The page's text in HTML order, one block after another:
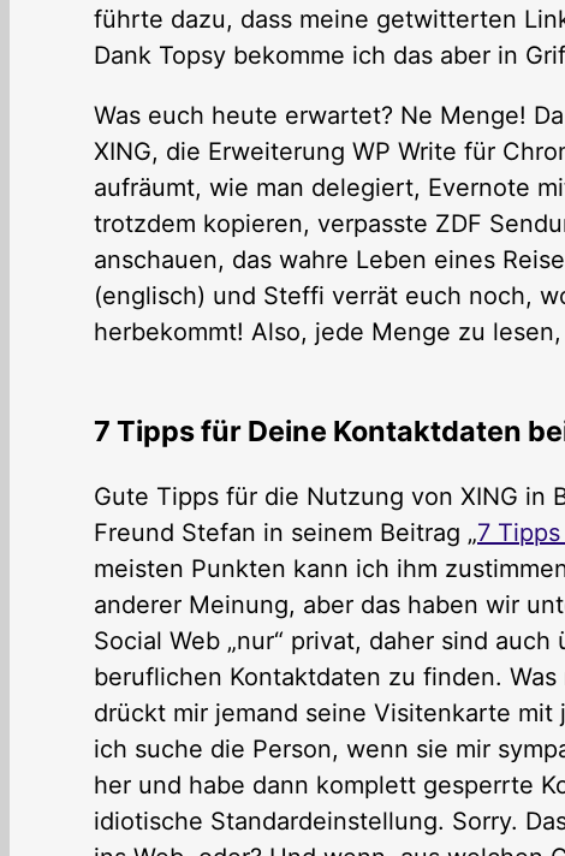
führte dazu, dass meine getwitterten
Dank Topsy bekomme ich das aber in
Was euch heute erwartet? Ne Menge!
XING, die Erweiterung WP Write für
aufräumt, wie man delegiert, Evernote
trotzdem kopieren, verpasste ZDF
anschauen, das wahre Leben eines
(englisch) und Steffi verrät euch noch,
herbekommt! Also, jede Menge zu
7 Tipps für Deine Kontaktdaten
Gute Tipps für die Nutzung von XING in
Freund Stefan in seinem Beitrag „7
meisten Punkten kann ich ihm
anderer Meinung, aber das haben wir
Social Web „nur“ privat, daher sind
beruflichen Kontaktdaten zu finden.
drückt mir jemand seine Visitenkarte
ich suche die Person, wenn sie mir
her und habe dann komplett gesperrte
idiotische Standardeinstellung. Sorry.